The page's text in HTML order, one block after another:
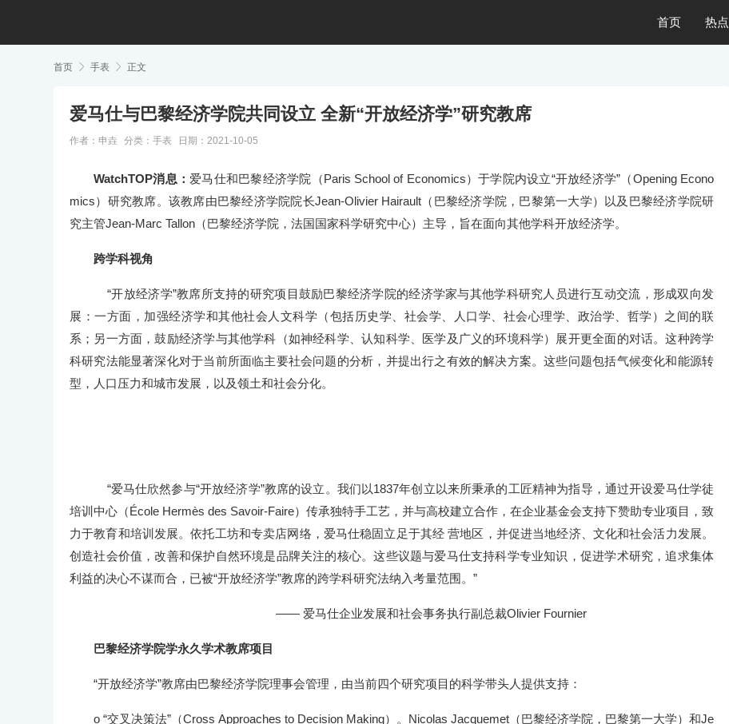
首页 热点
首页  手表  正文
爱马仕与巴黎经济学院共同设立 全新“开放经济学”研究教席
作者：申垚 分类： 手表 日期：2021-10-05
WatchTOP消息： 爱马仕和巴黎经济学院（Paris School of Economics）于学院内设立“开放经济学”（Opening Econo
mics）研究教席。该教席由巴黎经济学院院长Jean-Olivier Hairault（巴黎经济学院，巴黎第一大学）以及巴黎经济学院研
究主管Jean-Marc Tallon（巴黎经济学院，法国国家科学研究中心）主导，旨在面向其他学科开放经济学。
跨学科视角
“开放经济学”教席所支持的研究项目鼓励巴黎经济学院的经济学家与其他学科研究人员进行互动交流，形成双向发
展：一方面，加强经济学和其他社会人文科学（包括历史学、社会学、人口学、社会心理学、政治学、哲学）之间的联
系；另一方面，鼓励经济学与其他学科（如神经科学、认知科学、医学及广义的环境科学）展开更全面的对话。这种跨学
科研究法能显著深化对于当前所面临主要社会问题的分析，并提出行之有效的解决方案。这些问题包括气候变化和能源转
型，人口压力和城市发展，以及领土和社会分化。
“爱马仕欣然参与“开放经济学”教席的设立。我们以1837年创立以来所秉承的工匠精神为指导，通过开设爱马仕学徒
培训中心（École Hermès des Savoir-Faire）传承独特手工艺，并与高校建立合作，在企业基金会支持下赞助专业项目，致
力于教育和培训发展。依托工坊和专卖店网络，爱马仕稳固立足于其经 营地区，并促进当地经济、文化和社会活力发展。
创造社会价值，改善和保护自然环境是品牌关注的核心。这些议题与爱马仕支持科学专业知识，促进学术研究，追求集体
利益的决心不谋而合，已被“开放经济学”教席的跨学科研究法纳入考量范围。”
—— 爱马仕企业发展和社会事务执行副总裁Olivier Fournier
巴黎经济学院学永久学术教席项目
“开放经济学”教席由巴黎经济学院理事会管理，由当前四个研究项目的科学带头人提供支持：
o “交叉决策法”（Cross Approaches to Decision Making）。Nicolas Jacquemet（巴黎经济学院，巴黎第一大学）和Je